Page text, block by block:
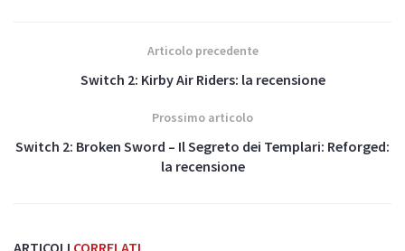
Articolo precedente
Switch 2: Kirby Air Riders: la recensione
Prossimo articolo
Switch 2: Broken Sword – Il Segreto dei Templari: Reforged:
la recensione
ARTICOLI CORRELATI